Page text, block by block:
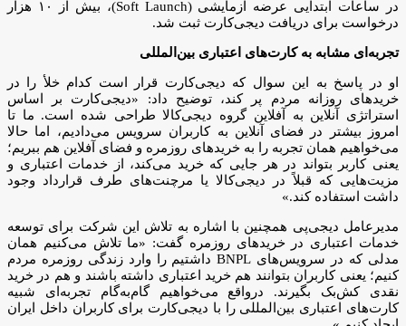
در ساعات ابتدایی عرضه آزمایشی (Soft Launch)، بیش از ۱۰ هزار
درخواست برای دریافت دیجی‌کارت ثبت شد.
تجربه‌ای مشابه به کارت‌های اعتباری بین‌المللی
او در پاسخ به این سوال که دیجی‌کارت قرار است کدام خلأ را در
خریدهای روزانه مردم پر کند، توضیح داد: «دیجی‌کارت بر اساس
استراتژی آنلاین به آفلاین گروه دیجی‌کالا طراحی شده است. ما تا
امروز بیشتر در فضای آنلاین به کاربران سرویس می‌دادیم، اما حالا
می‌خواهیم همان تجربه را به خریدهای روزمره و فضای آفلاین هم ببریم؛
یعنی کاربر بتواند در هر جایی که خرید می‌کند، از خدمات اعتباری و
مزیت‌هایی که قبلاً در دیجی‌کالا یا مرچنت‌های طرف قرارداد وجود
داشت استفاده کند.»
مدیرعامل دیجی‌پی همچنین با اشاره به تلاش این شرکت برای توسعه
خدمات اعتباری در خریدهای روزمره گفت: «ما تلاش می‌کنیم همان
مدلی که در سرویس‌های BNPL داشتیم را وارد زندگی روزمره مردم
کنیم؛ یعنی کاربران بتوانند هم خرید اعتباری داشته باشند و هم در خرید
نقدی کش‌بک بگیرند. درواقع می‌خواهیم گام‌به‌گام تجربه‌ای شبیه
کارت‌های اعتباری بین‌المللی را با دیجی‌کارت برای کاربران داخل ایران